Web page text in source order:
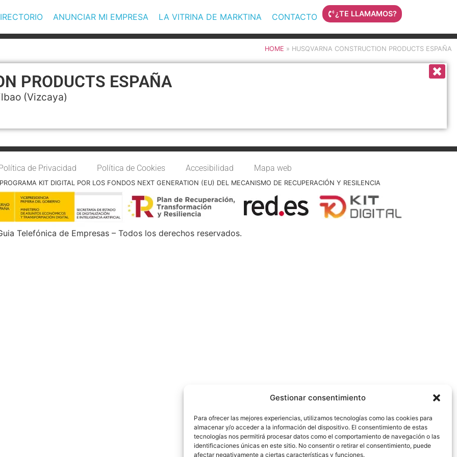
Gestionar consentimiento
Para ofrecer las mejores experiencias, utilizamos tecnologías como las cookies para
almacenar y/o acceder a la información del dispositivo. El consentimiento de estas
tecnologías nos permitirá procesar datos como el comportamiento de navegación o las
identificaciones únicas en este sitio. No consentir o retirar el consentimiento, puede
afectar negativamente a ciertas características y funciones.
ANUNCIAR MI EMPRESA LA VITRINA DE MARKTINA CONTACTO ¿TE LLAMAMOS?
HOME » HUSQVARNA CONSTRUCTION PRODUCTS ESPAÑA
PRODUCTS ESPAÑA
(Vizcaya)
de Privacidad Política de Cookies Accesibilidad Mapa web
KIT DIGITAL POR LOS FONDOS NEXT GENERATION (EU) DEL MECANISMO DE RECUPERACIÓN Y RESILENCIA
Telefónica de Empresas – Todos los derechos reservados.